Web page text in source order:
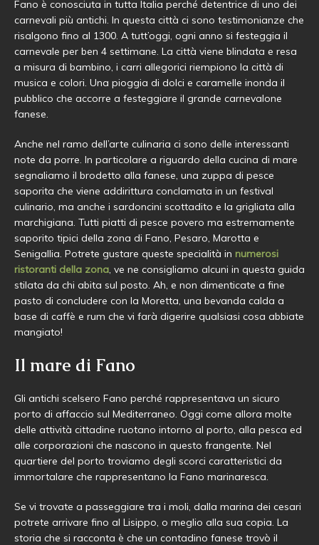
Fano è conosciuta in tutta Italia perché detentrice di uno dei
carnevali più antichi. In questa città ci sono testimonianze che
risalgono fino al 1300. A tutt’oggi, ogni anno si festeggia il
carnevale per ben 4 settimane. La città viene blindata e resa
a misura di bambino, i carri allegorici riempiono la città di
musica e colori. Una pioggia di dolci e caramelle inonda il
pubblico che accorre a festeggiare il grande carnevalone
fanese.
Anche nel ramo dell’arte culinaria ci sono delle interessanti
note da porre. In particolare a riguardo della cucina di mare
segnaliamo il brodetto alla fanese, una zuppa di pesce
saporita che viene addirittura conclamata in un festival
culinario, ma anche i sardoncini scottadito e la grigliata alla
marchigiana. Tutti piatti di pesce povero ma estremamente
saporito tipici della zona di Fano, Pesaro, Marotta e
Senigallia. Potrete gustare queste specialità in numerosi
ristoranti della zona, ve ne consigliamo alcuni in questa guida
stilata da chi abita sul posto. Ah, e non dimenticate a fine
pasto di concludere con la Moretta, una bevanda calda a
base di caffè e rum che vi farà digerire qualsiasi cosa abbiate
mangiato!
Il mare di Fano
Gli antichi scelsero Fano perché rappresentava un sicuro
porto di affaccio sul Mediterraneo. Oggi come allora molte
delle attività cittadine ruotano intorno al porto, alla pesca ed
alle corporazioni che nascono in questo frangente. Nel
quartiere del porto troviamo degli scorci caratteristici da
immortalare che rappresentano la Fano marinaresca.
Se vi trovate a passeggiare tra i moli, dalla marina dei cesari
potrete arrivare fino al Lisippo, o meglio alla sua copia. La
storia che si racconta è che un contadino fanese trovò il